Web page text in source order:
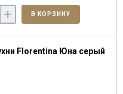
+ В КОРЗИНУ
Florentina Юна серый